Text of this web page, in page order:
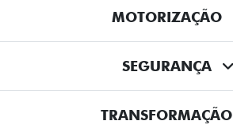
MOTORIZAÇÃO
SEGURANÇA
TRANSFORMAÇÃO